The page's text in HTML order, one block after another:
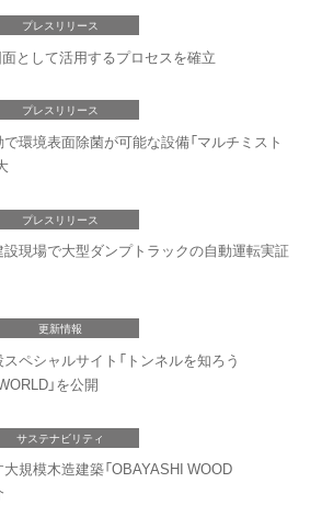
プレスリリース
として活用するプロセスを確立
プレスリリース
環境表面除菌が可能な設備「マルチミスト
プレスリリース
現場で大型ダンプトラックの自動運転実証
更新情報
ペシャルサイト「トンネルを知ろう
」を公開
サステナビリティ
規模木造建築「OBAYASHI WOOD